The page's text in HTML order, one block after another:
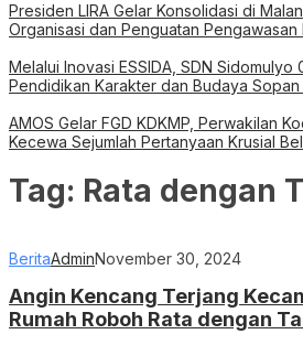
Presiden LIRA Gelar Konsolidasi di
Organisasi dan Penguatan Pengawasan
Melalui Inovasi ESSIDA, SDN Sidomulyo
Pendidikan Karakter dan Budaya Sopan
AMOS Gelar FGD KDKMP, Perwakilan
Kecewa Sejumlah Pertanyaan Krusial
Tag: Rata dengan
BeritaAdminNovember 30, 2024
Angin Kencang Terjang
Rumah Roboh Rata dengan